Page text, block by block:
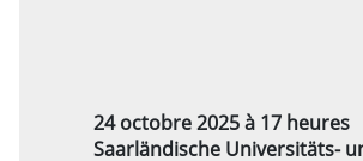
24 octobre 2025 à 17 heures
Saarländische Universitäts-